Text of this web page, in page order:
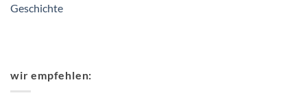
Geschichte
wir empfehlen: